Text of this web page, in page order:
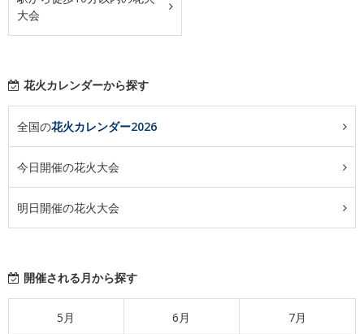
大会
花火カレンダーから探す
全国の花火カレンダー2026
今日開催の花火大会
明日開催の花火大会
開催される月から探す
5月 6月 7月